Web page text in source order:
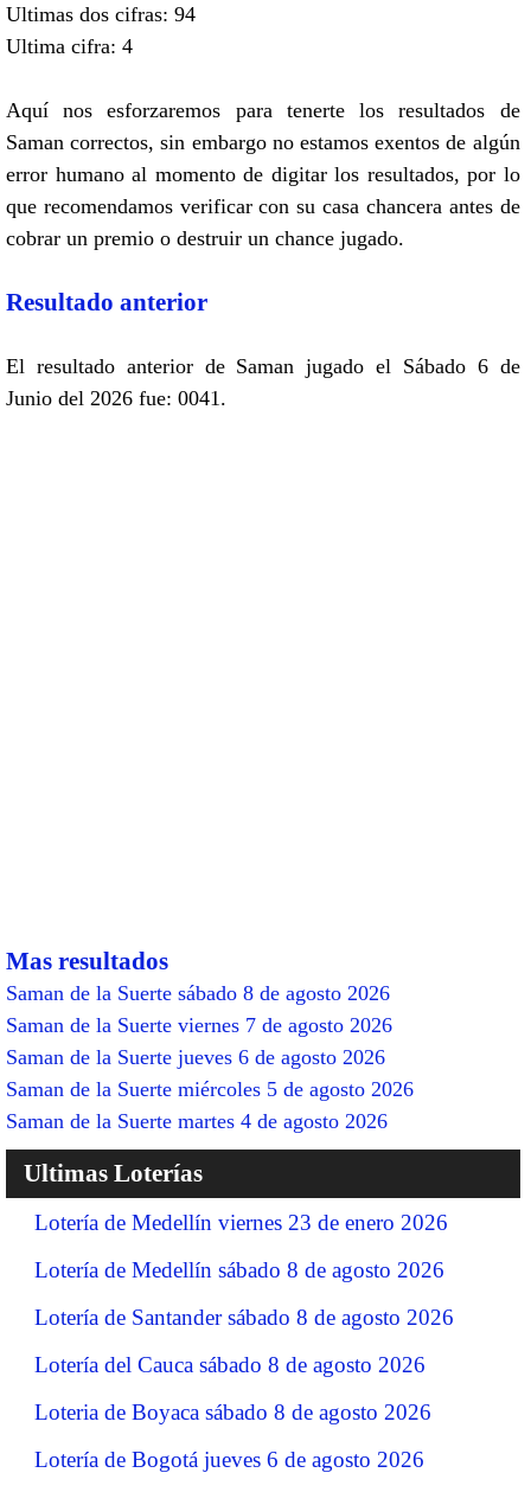
Ultimas dos cifras: 94
Ultima cifra: 4
Aquí nos esforzaremos para tenerte los resultados de
Saman correctos, sin embargo no estamos exentos de algún
error humano al momento de digitar los resultados, por lo
que recomendamos verificar con su casa chancera antes de
cobrar un premio o destruir un chance jugado.
Resultado anterior
El resultado anterior de Saman jugado el Sábado 6 de
Junio del 2026 fue: 0041.
Mas resultados
Saman de la Suerte sábado 8 de agosto 2026
Saman de la Suerte viernes 7 de agosto 2026
Saman de la Suerte jueves 6 de agosto 2026
Saman de la Suerte miércoles 5 de agosto 2026
Saman de la Suerte martes 4 de agosto 2026
Ultimas Loterías
Lotería de Medellín viernes 23 de enero 2026
Lotería de Medellín sábado 8 de agosto 2026
Lotería de Santander sábado 8 de agosto 2026
Lotería del Cauca sábado 8 de agosto 2026
Loteria de Boyaca sábado 8 de agosto 2026
Lotería de Bogotá jueves 6 de agosto 2026